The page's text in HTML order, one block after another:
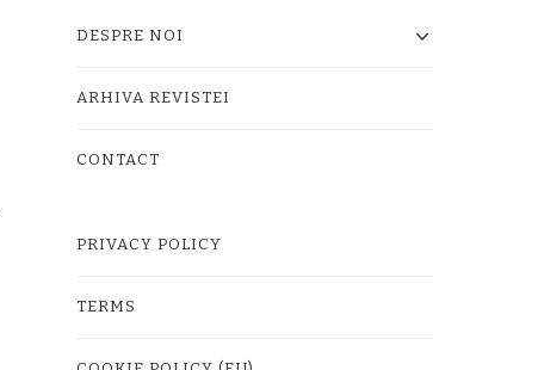
DESPRE NOI
ARHIVA REVISTEI
CONTACT
PRIVACY POLICY
TERMS